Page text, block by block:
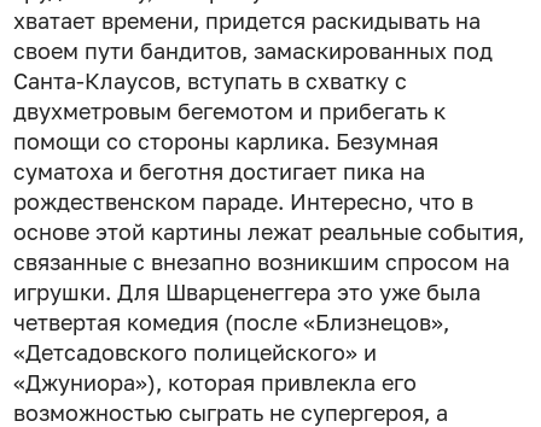
хватает времени, придется раскидывать на
своем пути бандитов, замаскированных под
Санта-Клаусов, вступать в схватку с
двухметровым бегемотом и прибегать к
помощи со стороны карлика. Безумная
суматоха и беготня достигает пика на
рождественском параде. Интересно, что в
основе этой картины лежат реальные события,
связанные с внезапно возникшим спросом на
игрушки. Для Шварценеггера это уже была
четвертая комедия (после «Близнецов»,
«Детсадовского полицейского» и
«Джуниора»), которая привлекла его
возможностью сыграть не супергероя, а